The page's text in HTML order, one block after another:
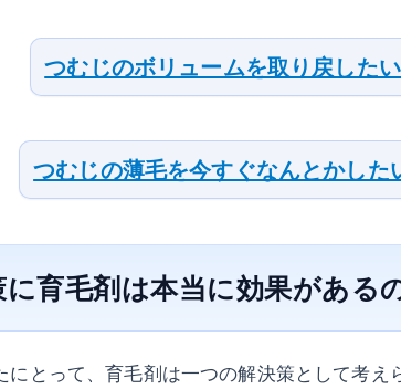
つむじのボリュームを取り戻した
つむじの薄毛を今すぐなんとかした
育毛剤は本当に効果がある
にとって、育毛剤は一つの解決策として考え